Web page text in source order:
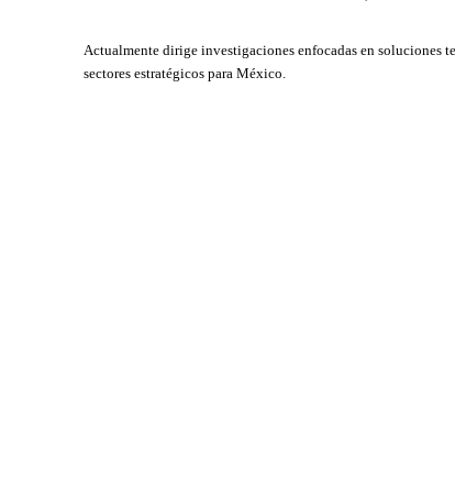
Actualmente dirige investigaciones enfocadas en soluciones
sectores estratégicos para México.